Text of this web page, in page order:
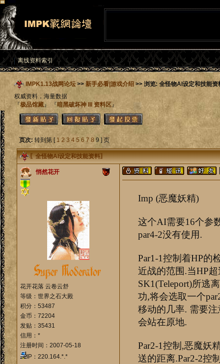
离线资料索引
IMPK1.13战网论坛>> 新手必看|游戏介绍>> 浏览: 全怪物AI设定和技能资
权威资料，海量数据
『极品馆藏』 『暗黑破坏神 III 资料区』
页次: 转到第 [ 1 2 3 4 5 6 7 89 ] 页
〖全怪物AI设定和技能资料〗
悄然花开
花开花落 云卷云舒
等级：世界之石大殿
积分：53487
金币：72204
发贴：35431
信用：*
注册时间：2007-05-18
IP：220.164.*.*
Imp (恶魔妖精)
这个AI需要16个参
par4-2没有使用.
Par1-1控制着HP的
近战的范围.当HP
SK1(Teleport)所逃
功,将会选取一个
移动的几率. 需要
会站在原地.
Par2-1控制,恶魔妖
送的距离.Par2-2控